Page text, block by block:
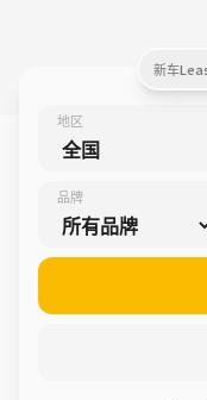
新车
地区
品牌